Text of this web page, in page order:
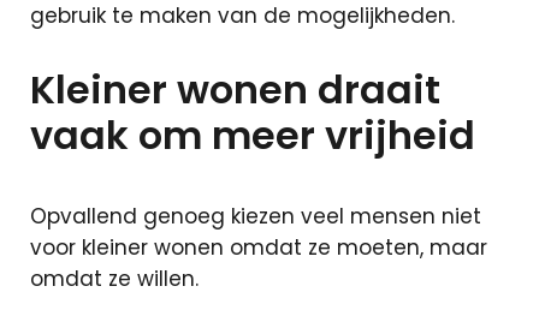
gebruik te maken van de mogelijkheden.
Kleiner wonen draait
vaak om meer vrijheid
Opvallend genoeg kiezen veel mensen niet
voor kleiner wonen omdat ze moeten, maar
omdat ze willen.